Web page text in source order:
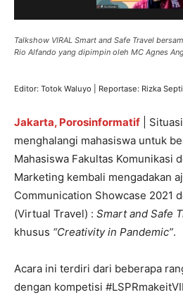
Talkshow VIRAL Smart and Safe Travel
Rio Alfando yang dipimpin oleh MC Agnes
Editor: Totok Waluyo | Reportase: Rizka
Jakarta, Porosinformatif |
menghalangi mahasiswa untuk
Mahasiswa Fakultas Komunikasi
Marketing kembali mengadakan
Communication Showcase 2021
(Virtual Travel) : Smart and Safe
khusus “Creativity in Pandemic”.
Acara ini terdiri dari beberapa
dengan kompetisi